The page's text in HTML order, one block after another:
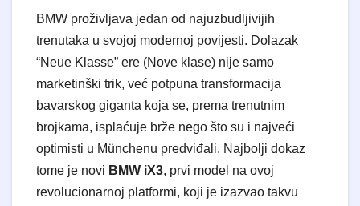
BMW proživljava jedan od najuzbudljivijih
trenutaka u svojoj modernoj povijesti. Dolazak
“Neue Klasse” ere (Nove klase) nije samo
marketinški trik, već potpuna transformacija
bavarskog giganta koja se, prema trenutnim
brojkama, isplaćuje brže nego što su i najveći
optimisti u Münchenu predviđali. Najbolji dokaz
tome je novi BMW iX3, prvi model na ovoj
revolucionarnoj platformi, koji je izazvao takvu